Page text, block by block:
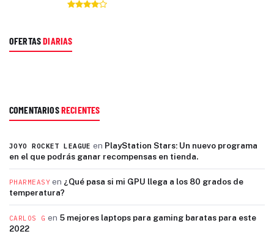
OFERTASDIARIAS
COMENTARIOSRECIENTES
JOYO ROCKET LEAGUE en PlayStation Stars: Un nuevo programa
en el que podrás ganar recompensas en tienda.
PHARMEASYen ¿Qué pasa si mi GPU llega a los 80 grados de
temperatura?
CARLOS G en 5 mejores laptops para gaming baratas para este
2022